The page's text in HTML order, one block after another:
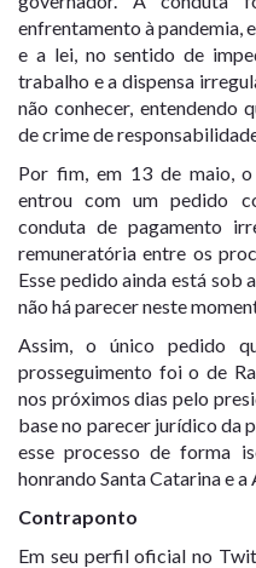
enfrentamento à pandemia,
e a lei, no sentido de
trabalho e a dispensa
não conhecer, entendendo
de crime de
Por fim, em 13 de maio,
entrou com um pedido
conduta de pagamento
remuneratória entre os
Esse pedido ainda está sob
não há parecer neste
Assim, o único pedido
prosseguimento foi o de
nos próximos dias pelo
base no parecer jurídico da
esse processo de forma
honrando Santa Catarina e a
Contraponto
Em seu perfil oficial no